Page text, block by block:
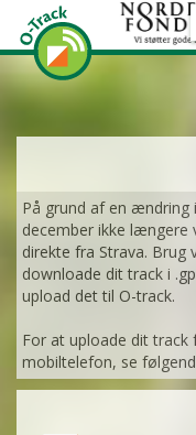
På grund af en ændring
december ikke
direkte fra Strava. Brug
downloade dit track i
upload det til O-track.
For at uploade dit
mobiltelefon, se